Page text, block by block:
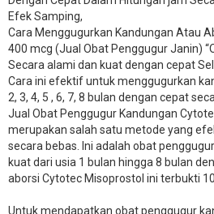
Efek Samping,
Cara Menggugurkan Kandungan Atau
400 mcg (Jual Obat Penggugur Janin)
Secara alami dan kuat dengan cepat
Cara ini efektif untuk menggugurkan
2, 3, 4, 5 , 6, 7, 8 bulan dengan cepat
Jual Obat Penggugur Kandungan
merupakan salah satu metode yang
secara bebas. Ini adalah obat
kuat dari usia 1 bulan hingga 8 bulan
aborsi Cytotec Misoprostol ini terbukti
Untuk mendapatkan obat penggugur